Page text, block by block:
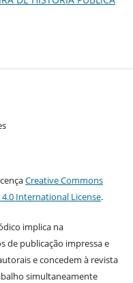
Creative Commons
International License.
implica na
de publicação impressa e
e concedem à revista
simultaneamente